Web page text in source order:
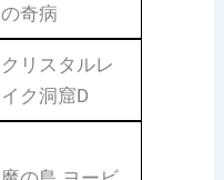
の奇病
クリスタルレ
イク洞窟D